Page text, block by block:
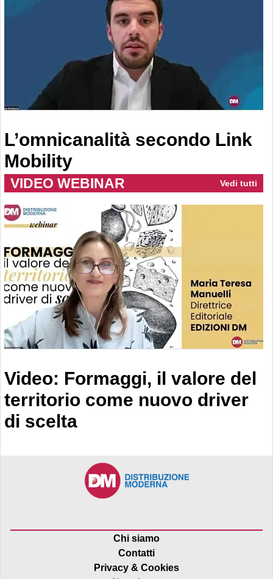
L’omnicanalità secondo Link
Mobility
VIDEO WEBINAR Vedi tutti
Video: Formaggi, il valore del
territorio come nuovo driver
di scelta
Chi siamo
Contatti
Privacy & Cookies